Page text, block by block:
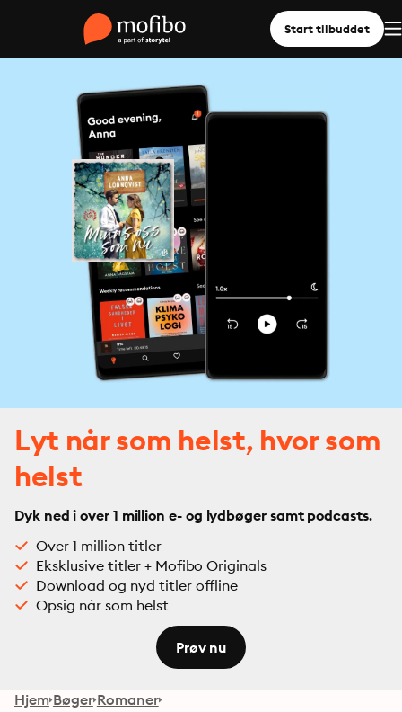
Start tilbuddet
Lyt når som helst, hvor som
helst
Dyk ned i over 1 million e- og lydbøger samt podcasts.
Over 1 million titler
Eksklusive titler + Mofibo Originals
Download og nyd titler offline
Opsig når som helst
Prøv nu
Hjem Bøger Romaner